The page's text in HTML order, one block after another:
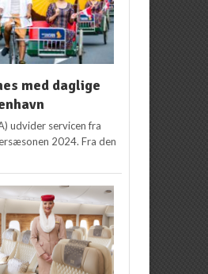
med daglige
udvider servicen fra
2024. Fra den